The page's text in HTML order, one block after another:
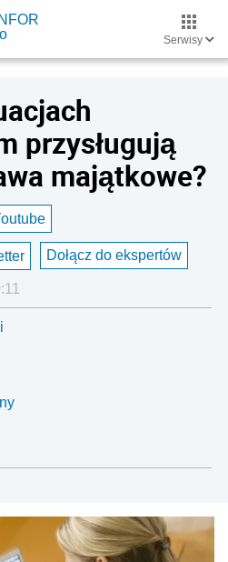
Serwisy
przysługują
majątkowe?
Dołącz do ekspertów